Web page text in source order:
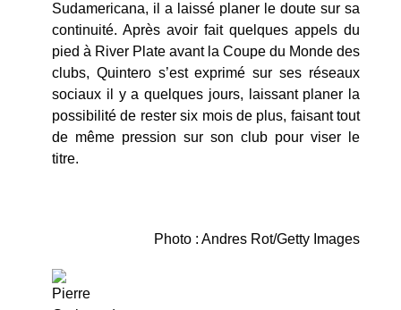
Sudamericana, il a laissé planer le doute sur sa
continuité. Après avoir fait quelques appels du
pied à River Plate avant la Coupe du Monde des
clubs, Quintero s’est exprimé sur ses réseaux
sociaux il y a quelques jours, laissant planer la
possibilité de rester six mois de plus, faisant tout
de même pression sur son club pour viser le
titre.
Photo : Andres Rot/Getty Images